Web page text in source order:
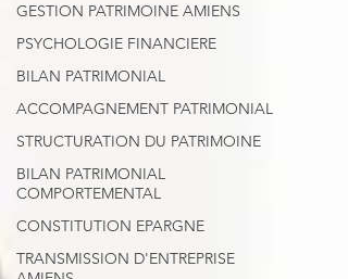
GESTION PATRIMOINE AMIENS
PSYCHOLOGIE FINANCIERE
BILAN PATRIMONIAL
ACCOMPAGNEMENT PATRIMONIAL
STRUCTURATION DU PATRIMOINE
BILAN PATRIMONIAL
COMPORTEMENTAL
CONSTITUTION EPARGNE
TRANSMISSION D'ENTREPRISE